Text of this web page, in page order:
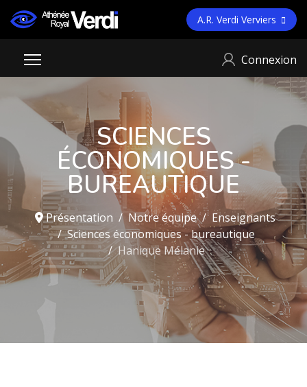
A.R. Verdi Verviers
Connexion
SCIENCES
ÉCONOMIQUES -
BUREAUTIQUE
Présentation Notre équipe
Enseignants
Sciences économiques - bureautique
Hanique Mélanie